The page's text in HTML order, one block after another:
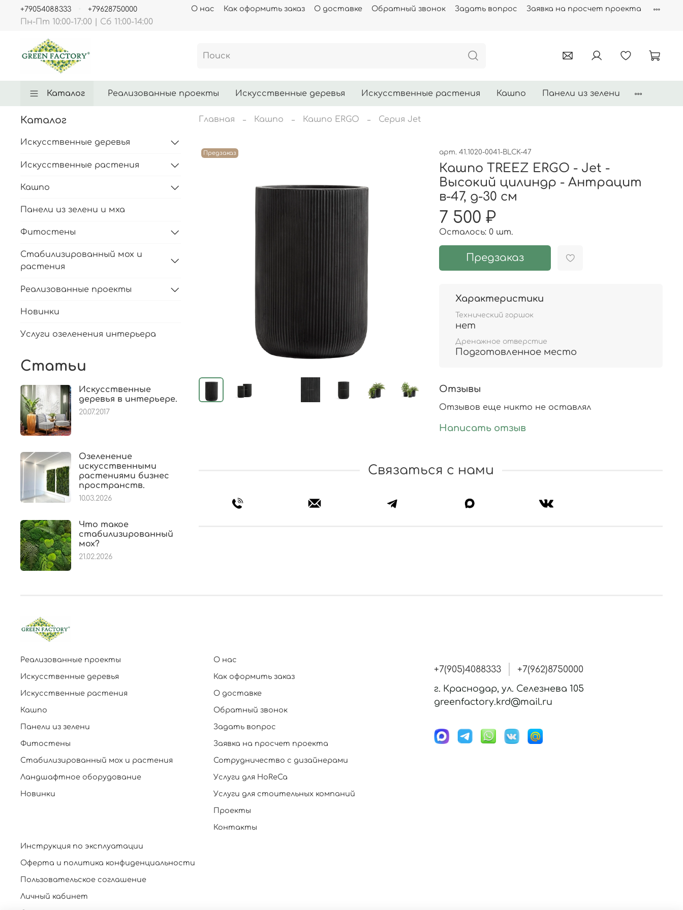
О нас Как оформить заказ О доставке Обратный звонок Задать вопрос Заявка на просчет проекта
Пн-Пт 10:00-17:00 | Сб 11:00-14:00
+79054088333 +79628750000
Каталог Реализованные проекты Искусственные деревья Искусственные растения Кашпо Панели из зелени
Главная Кашпо Кашпо ERGO Серия Jet
Предзаказ арт. 41.1020-0041-BLCK-47
Кашпо TREEZ ERGO - Jet -
Высокий цилиндр - Антрацит
в-47, д-30 см
7 500 ₽
Осталось: 0 шт.
Предзаказ
Характеристики
Технический горшок
нет
Дренажное отверстие
Подготовленное место
Отзывы
Отзывов еще никто не оставлял
Написать отзыв
Связаться с нами
Каталог
Искусственные деревья
Искусственные растения
Кашпо
Панели из зелени и мха
Фитостены
Стабилизированный мох и
растения
Реализованные проекты
Новинки
Услуги озеленения интерьера
Статьи
Искусственные
деревья в интерьере.
20.07.2017
Озеленение
искусственными
растениями бизнес
пространств.
10.03.2026
Что такое
стабилизированный
мох?
21.02.2026
Реализованные проекты
Искусственные деревья
Искусственные растения
Кашпо
Панели из зелени
Фитостены
Стабилизированный мох и растения
Ландшафтное оборудование
Новинки
О нас
Как оформить заказ
О доставке
Обратный звонок
Задать вопрос
Заявка на просчет проекта
Сотрудничество с дизайнерами
Услуги для HoReCa
Услуги для стоительных компаний
Проекты
Контакты
Инструкция по эксплуатации
Оферта и политика конфиденциальности
Пользовательское соглашение
Личный кабинет
+7(905)4088333
+7(962)8750000
г. Краснодар, ул. Селезнева 105
greenfactory.krd@mail.ru